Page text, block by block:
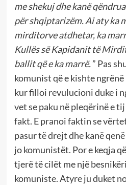
me shekuj dhe kanë
për shqiptarizëm. Ai aty ka
mirditorve atdhetar, ka
Kullës së Kapidanit të
ballit që e ka marrë.” Pas
komunist që e kishte
kur filloi revulucioni duke i
vet se paku në pleqërinë e
fakt. E pranoi faktin se
pasur të drejt dhe kanë
jo komunistët. Por e keqja
tjerë të cilët me një
komuniste. Atyre ju duket